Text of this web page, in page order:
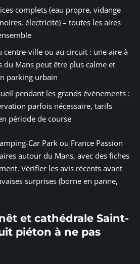
complets (eau propre, vidange
électricité) – toutes les aires
centre-ville ou au circuit : une aire à
du Mans peut être plus calme et
parking urbain
pendant les grands événements :
parfois nécessaire, tarifs
période de course
Car Park ou France Passion
autour du Mans, avec des fiches
Vérifier les avis récents avant
surprises (borne en panne,
et cathédrale Saint-
piéton à ne pas